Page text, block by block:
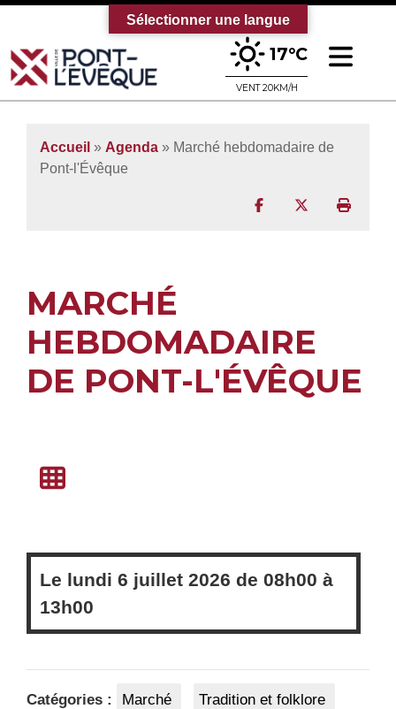
Bienvenue sur le site officiel de la
17°C
VENT 20KM/H
Accueil » Agenda » Marché hebdomadaire de
Pont-l'Évêque
Partager surPartager sur
MARCHÉ
HEBDOMADAIRE
DE PONT-L'ÉVÊQUE
Le lundi 6 juillet 2026 de 08h00 à
13h00
Catégories : Marché Tradition et folklore
Sélectionner une langue